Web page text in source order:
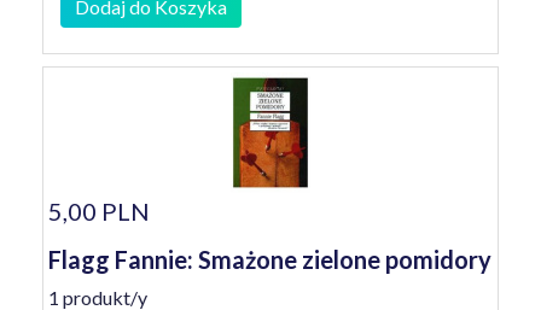
Dodaj do Koszyka
5,00 PLN
Flagg Fannie: Smażone zielone pomidory
1 produkt/y